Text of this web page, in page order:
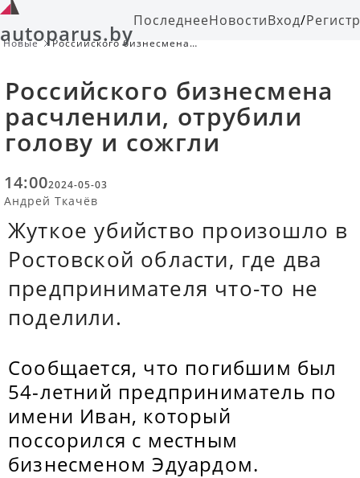
autoparus.byПоследнееНовостиВход/
Новые
Российского бизнесмена
Российского бизнесмена
расчленили, отрубили
голову и сожгли
14:002024-05-03
Андрей Ткачёв
Жуткое убийство произошло в
Ростовской области, где два
предпринимателя что-то не
поделили.
Сообщается, что погибшим был
54-летний предприниматель по
имени Иван, который
поссорился с местным
бизнесменом Эдуардом.